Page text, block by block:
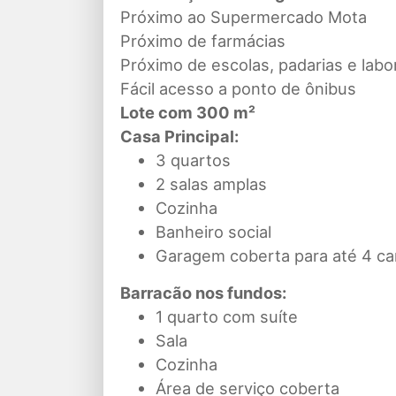
Próximo ao Supermercado Mota
Próximo de farmácias
Próximo de escolas, padarias e
Fácil acesso a ponto de ônibus
Lote com 300 m²
Casa Principal:
3 quartos
2 salas amplas
Cozinha
Banheiro social
Garagem coberta para até 4
Barracão nos fundos:
1 quarto com suíte
Sala
Cozinha
Área de serviço coberta